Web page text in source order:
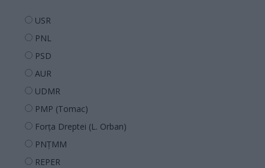
USR
PNL
PSD
AUR
UDMR
PMP (Tomac)
Forța Dreptei (L. Orban)
PNȚMM
REPER